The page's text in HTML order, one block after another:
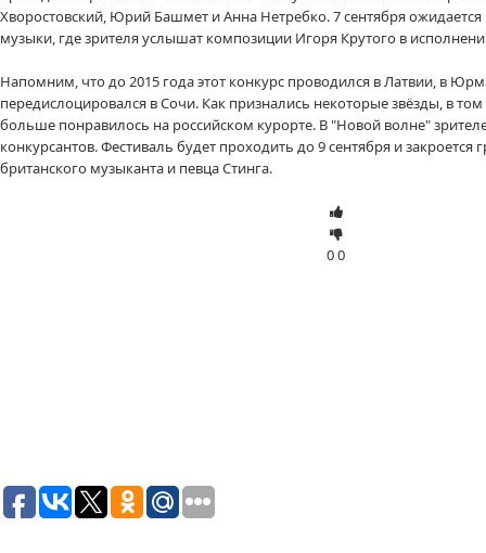
Хворостовский, Юрий Башмет и Анна Нетребко. 7 сентября ожидается
музыки, где зрителя услышат композиции Игоря Крутого в
Напомним, что до 2015 года этот конкурс проводился в Латвии, в
передислоцировался в Сочи. Как признались некоторые звёзды, в
больше понравилось на российском курорте. В "Новой волне"
конкурсантов. Фестиваль будет проходить до 9 сентября и
британского музыканта и певца Стинга.
00